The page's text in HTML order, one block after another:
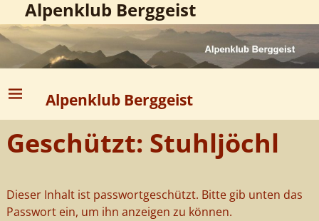
Alpenklub Berggeist
Alpenklub Berggeist
Geschützt: Stuhljöchl
Dieser Inhalt ist passwortgeschützt. Bitte gib unten das
Passwort ein, um ihn anzeigen zu können.